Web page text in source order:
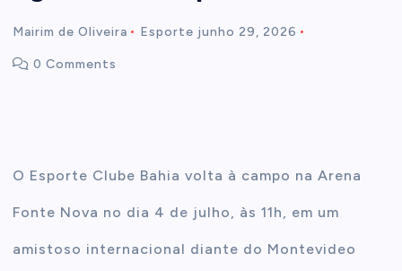
Mairim de Oliveira Esporte junho 29, 2026
0 Comments
O Esporte Clube Bahia volta à campo na Arena
Fonte Nova no dia 4 de julho, às 11h, em um
amistoso internacional diante do Montevideo